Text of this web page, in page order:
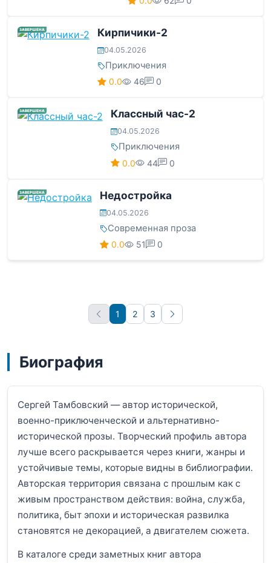
ЗАВЕРШЕНА Кирпичики-2
04.05.2026
Приключения
0.0 46 0
ЗАВЕРШЕНА Классный час-2
04.05.2026
Приключения
0.0 44 0
ЗАВЕРШЕНА Недостройка
04.05.2026
Современная проза
0.0 51 0
1 2 3
Вперёд
Биография
Сергей Тамбовский — автор исторической,
военно-приключенческой и альтернативно-
исторической прозы. Творческий профиль автора
лучше всего раскрывается через книги, жанры и
устойчивые темы, которые видны в библиографии.
Авторская территория связана с прошлым как с
живым пространством действия: война, служба,
политика, быт эпохи и историческая развилка
становятся не декорацией, а двигателем сюжета.
В каталоге среди заметных книг автора